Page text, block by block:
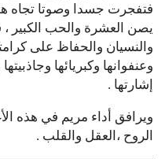
فتفجرت جسدا وصوتا تجاه
يصن العشرة والحب الكبير ،
والنسيان والحفاظ على
وعنفوانها وكبريائها
إشارتها .
ويرافق أداء مريم في هذه
الروح ،العقل والقلب .